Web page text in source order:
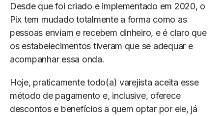
Desde que foi criado e implementado em 2020, o
Pix tem mudado totalmente a forma como as
pessoas enviam e recebem dinheiro, e é claro que
os estabelecimentos tiveram que se adequar e
acompanhar essa onda.
Hoje, praticamente todo(a) varejista aceita esse
método de pagamento e, inclusive, oferece
descontos e benefícios a quem optar por ele, já